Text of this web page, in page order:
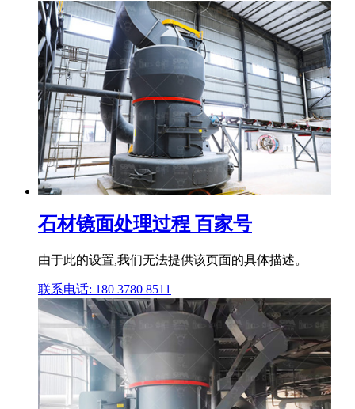
石材镜面处理过程 百家号
由于此的设置,我们无法提供该页面的具体描述。
联系电话: 180 3780 8511